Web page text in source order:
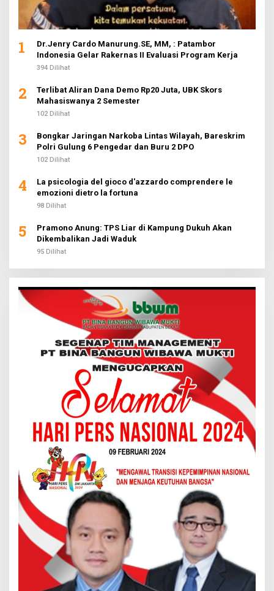
1
Dr.Jenry Cardo Manurung.SE, MM, : Patambor
Indonesia Gelar Rakernas II Evaluasi Program Kerja
394 Dilihat
2
Terlibat Aliran Dana Demo Rp20 Juta, UBK Skors
Mahasiswanya 2 Semester
102 Dilihat
3
Bongkar Jaringan Narkoba Lintas Wilayah, Bareskrim
Polri Gulung 6 Pengedar dan Buru 2 DPO
102 Dilihat
4
La psicologia del gioco d'azzardo comprendere le
emozioni dietro la fortuna
98 Dilihat
5
Pramono Anung: TPS Liar di Kampung Dukuh Akan
Dikembalikan Jadi Waduk
95 Dilihat